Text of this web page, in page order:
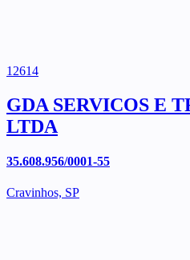
12614
GDA SERVICOS E
LTDA
35.608.956/0001-55
Cravinhos, SP